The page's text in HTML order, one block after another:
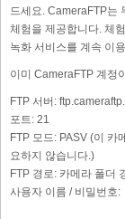
드세요. CameraFTP는
체험을 제공합니다. 체
녹화 서비스를 계속 이
이미 CameraFTP 계정
FTP 서버:
포트: 21
FTP 모드: PASV (이 카
요하지 않습니다.)
FTP 경로: 카메라 폴더
사용자 이름 / 비밀번호: